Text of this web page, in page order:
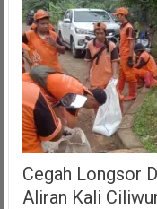
Cegah Longsor
Aliran Kali